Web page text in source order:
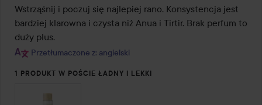
z
5
Wstrząśnij i poczuj się najlepiej rano. Konsystencja jest
bardziej klarowna i czysta niż Anua i Tirtir. Brak perfum to
duży plus.
Przetłumaczone z: angielski
1 PRODUKT W POŚCIE ŁADNY I LEKKI